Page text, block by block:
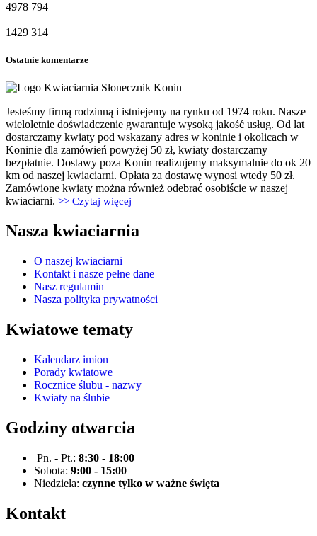
4978 794
1429 314
Ostatnie komentarze
Jesteśmy firmą rodzinną i istniejemy na rynku od 1974 roku. Nasze
wieloletnie doświadczenie gwarantuje wysoką jakość usług. Od lat
dostarczamy kwiaty pod wskazany adres w koninie i okolicach w
Koninie dla zamówień powyżej 50 zł, kwiaty dostarczamy
bezpłatnie. Dostawy poza Konin realizujemy maksymalnie do ok 20
km od naszej kwiaciarni. Opłata za dostawę wynosi wtedy 50 zł.
Zamówione kwiaty można również odebrać osobiście w naszej
kwiaciarni. >> Czytaj więcej
Nasza kwiaciarnia
O naszej kwiaciarni
Kontakt i nasze pełne dane
Nasz regulamin
Nasza polityka prywatności
Kwiatowe tematy
Kalendarz imion
Porady kwiatowe
Rocznice ślubu - nazwy
Kwiaty na ślubie
Godziny otwarcia
Pn. - Pt.: 8:30 - 18:00
Sobota: 9:00 - 15:00
Niedziela: czynne tylko w ważne święta
Kontakt